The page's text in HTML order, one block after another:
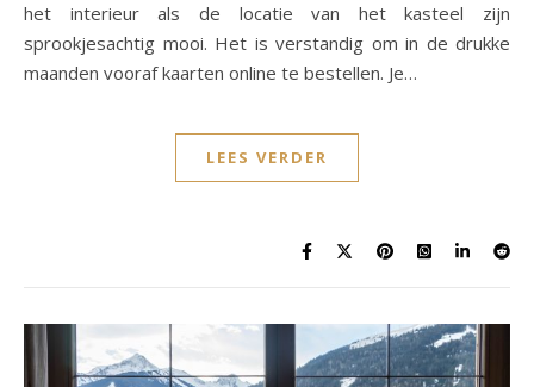
het interieur als de locatie van het kasteel zijn
sprookjesachtig mooi. Het is verstandig om in de drukke
maanden vooraf kaarten online te bestellen. Je…
LEES VERDER